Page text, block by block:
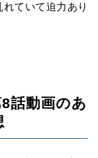
ていて迫力あり
話動画のあ